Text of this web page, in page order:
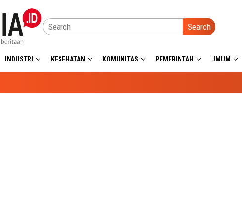
Search
INDUSTRI KESEHATAN KOMUNITAS PEMERINTAH UMUM